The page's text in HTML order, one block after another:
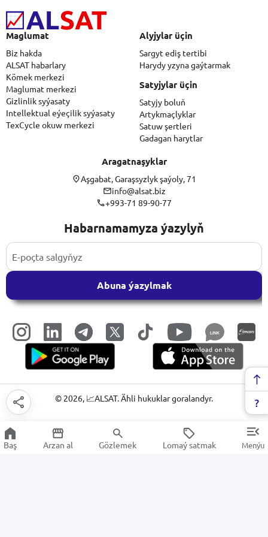
Maglumat
Biz hakda
ALSAT habarlary
Kömek merkezi
Maglumat merkezi
Gizlinlik syýasaty
Intellektual eýeçilik syýasaty
TexCycle okuw merkezi
Alyjylar üçin
Sargyt ediş tertibi
Harydy yzyna gaýtarmak
Satyjylar üçin
Satyjy boluň
Artykmaçlyklar
Satuw şertleri
Gadagan harytlar
Aragatnaşyklar
Aşgabat, Garaşsyzlyk şaýoly, 71
info@alsat.biz
+993-71 89-90-77
Habarnamamyza ýazylyň
Abuna ýazylmak
LINK
© 2026, 📈ALSAT. Ähli hukuklar goralandyr.
Baş Arzan al Gözlemek Lomaý satmak Menýu